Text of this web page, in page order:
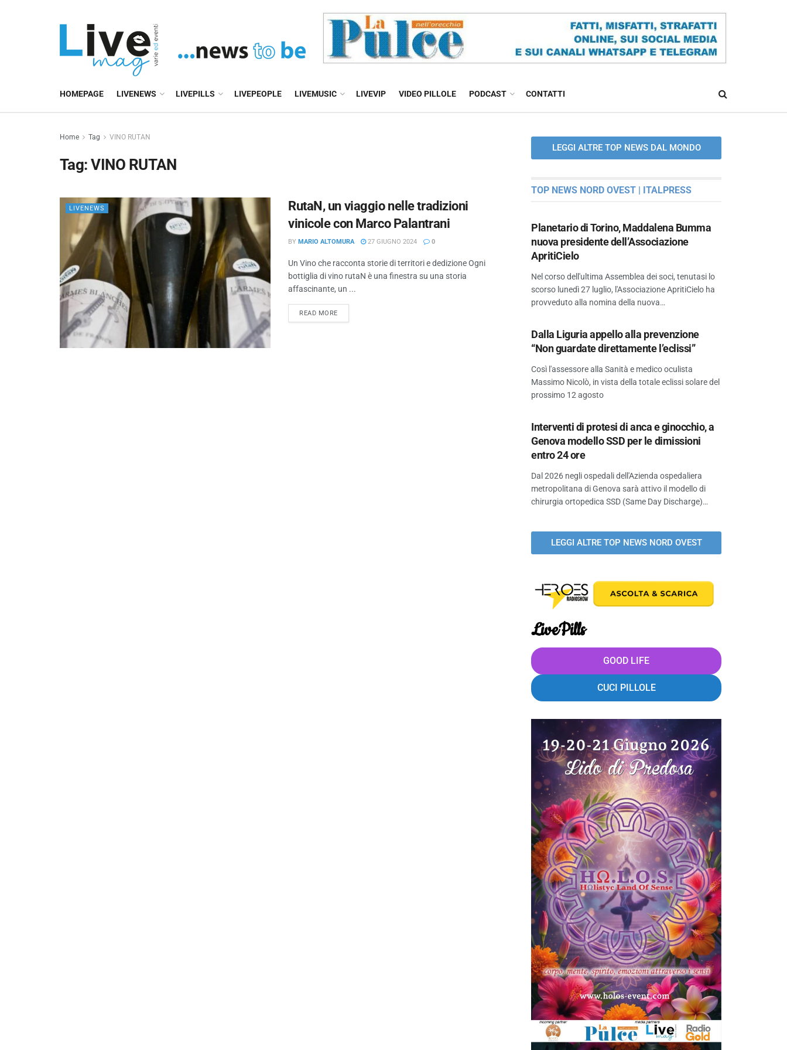
HOMEPAGE LIVENEWS LIVEPILLS LIVEPEOPLE LIVEMUSIC LIVEVIP VIDEO PILLOLE PODCAST CONTATTI
Home Tag VINO RUTAN
Tag:VINO RUTAN
LIVENEWS
RutaN, un viaggio nelle tradizioni
vinicole con Marco Palantrani
BY MARIO ALTOMURA 27 GIUGNO 2024 0
Un Vino che racconta storie di territori e dedizione Ogni
bottiglia di vino rutaN è una finestra su una storia
affascinante, un ...
READ MORE
LEGGI ALTRE TOP NEWS DAL MONDO
TOP NEWS NORD OVEST | ITALPRESS
Planetario di Torino, Maddalena Bumma
nuova presidente dell’Associazione
ApritiCielo
Nel corso dell'ultima Assemblea dei soci, tenutasi lo
scorso lunedì 27 luglio, l'Associazione ApritiCielo ha
provveduto alla nomina della nuova…
Dalla Liguria appello alla prevenzione
“Non guardate direttamente l’eclissi”
Così l'assessore alla Sanità e medico oculista
Massimo Nicolò, in vista della totale eclissi solare del
prossimo 12 agosto
Interventi di protesi di anca e ginocchio, a
Genova modello SSD per le dimissioni
entro 24 ore
Dal 2026 negli ospedali dell'Azienda ospedaliera
metropolitana di Genova sarà attivo il modello di
chirurgia ortopedica SSD (Same Day Discharge)…
LEGGI ALTRE TOP NEWS NORD OVEST
LivePills
GOOD LIFE
CUCI PILLOLE